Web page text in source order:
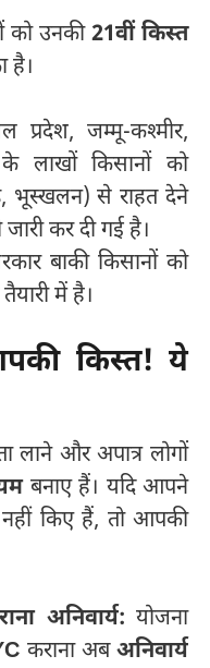
को उनकी21वीं किस्त
है।
प्रदेश, जम्मू-कश्मीर,
लाखों किसानों को
भूस्खलन) से राहत देने
कर दी गई है।
बाकी किसानों को
में है।
किस्त! ये
लाने और अपात्र लोगों
बनाए हैं। यदि आपने
नहीं किए हैं, तो आपकी
अनिवार्य: योजना
कराना अबअनिवार्य